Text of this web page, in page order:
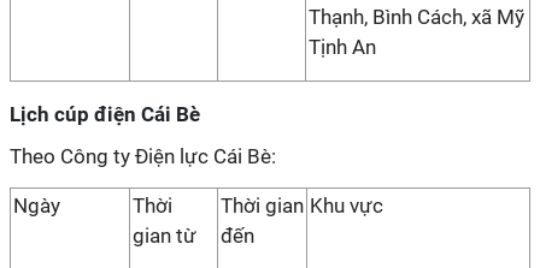
Thạnh, Bình Cách, xã Mỹ
Tịnh An
Lịch cúp điện Cái Bè
Theo Công ty Điện lực Cái Bè:
Ngày
Thời
gian từ
Thời gian
đến
Khu vực